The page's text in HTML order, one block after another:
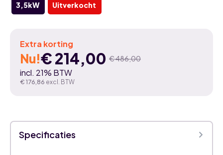
3,5kW Uitverkocht
Extra korting
Nu! €486,00
Oorspronkelijke
prijs
€ 486,00.
€214,00
Huidige
prijs
€ 214,00.
incl. 21% BTW
€ 176,86 excl. BTW
Specificaties